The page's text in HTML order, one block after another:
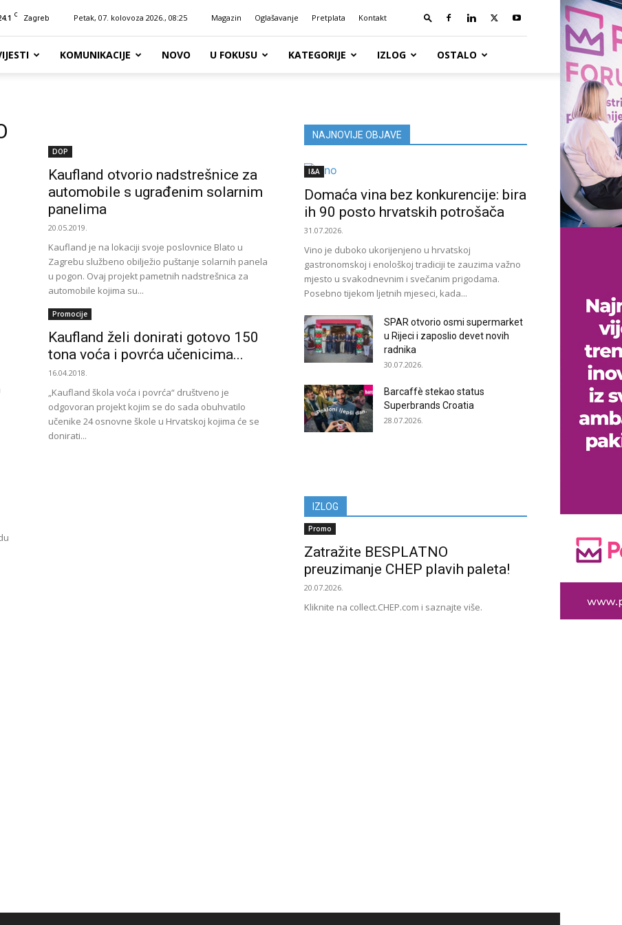
C Zagreb Petak, 07. kolovoza 2026., 08:25 Magazin Oglašavanje Pretplata Kontakt
KOMUNIKACIJE NOVO U FOKUSU KATEGORIJE IZLOG OSTALO
DOP
Kaufland otvorio nadstrešnice za
automobile s ugrađenim solarnim
panelima
20.05.2019.
Kaufland je na lokaciji svoje poslovnice Blato u
Zagrebu službeno obilježio puštanje solarnih panela
u pogon. Ovaj projekt pametnih nadstrešnica za
automobile kojima su...
Promocije
Kaufland želi donirati gotovo 150
tona voća i povrća učenicima...
16.04.2018.
„Kaufland škola voća i povrća“ društveno je
odgovoran projekt kojim se do sada obuhvatilo
učenike 24 osnovne škole u Hrvatskoj kojima će se
donirati...
NAJNOVIJE OBJAVE
I&A
Domaća vina bez konkurencije: bira
ih 90 posto hrvatskih potrošača
31.07.2026.
Vino je duboko ukorijenjeno u hrvatskoj
gastronomskoj i enološkoj tradiciji te zauzima važno
mjesto u svakodnevnim i svečanim prigodama.
Posebno tijekom ljetnih mjeseci, kada...
SPAR otvorio osmi supermarket
u Rijeci i zaposlio devet novih
radnika
30.07.2026.
Barcaffè stekao status
Superbrands Croatia
28.07.2026.
IZLOG
Promo
Zatražite BESPLATNO
preuzimanje CHEP plavih paleta!
20.07.2026.
Kliknite na collect.CHEP.com i saznajte više.